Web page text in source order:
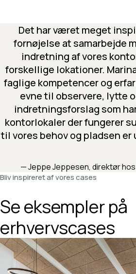
Det har været meget
fornøjelse at samarbejde
indretning af vores
forskellige lokationer.
faglige kompetencer og
evne til observere, lytte
indretningsforslag som
kontorlokaler der fungerer
til vores behov og pladsen
— Jeppe Jeppesen, direktør
Bliv inspireret af vores cases
Se eksempler på
erhvervscases